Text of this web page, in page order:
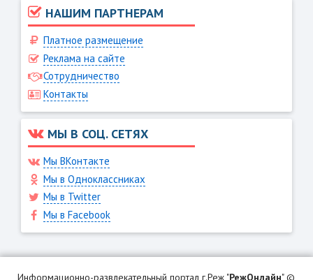
НАШИМ ПАРТНЕРАМ
Платное размещение
Реклама на сайте
Сотрудничество
Контакты
МЫ В СОЦ. СЕТЯХ
Мы ВКонтакте
Мы в Одноклассниках
Мы в Twitter
Мы в Facebook
Информационно-развлекательный портал г.Реж "РежОнлайн" ©